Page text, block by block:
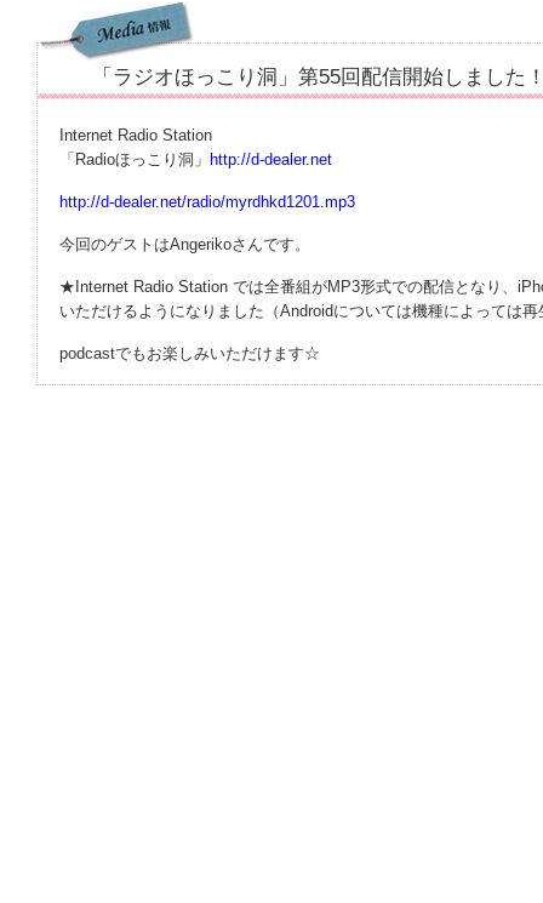
「ラジオほっこり洞」第55回配信開始しました
Internet Radio Station
「Radioほっこり洞」 http://d-dealer.net
http://d-dealer.net/radio/myrdhkd1201.mp3
今回のゲストはAngerikoさんです。
★Internet Radio Station では全番組がMP3形式での配信となり、
いただけるようになりました（Androidについては機種によっては
podcastでもお楽しみいただけます☆